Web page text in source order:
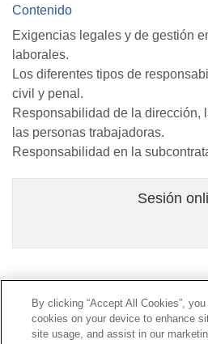
Contenido
Exigencias legales y de gestión
laborales.
Los diferentes tipos de
civil y penal.
Responsabilidad de la dirección,
las personas trabajadoras.
Responsabilidad en la
Sesión
Línea Universal 900 203 203 |
Prestaciones Especiales|
By clicking “Accept All Cookies”,
cookies on your device to enhance
site usage, and assist in our